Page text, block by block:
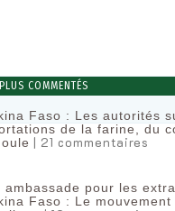
COMMENTÉS
Faso : Les autorités
de la farine, du
| 21 commentaires
ambassade pour les
Faso : Le mouvement